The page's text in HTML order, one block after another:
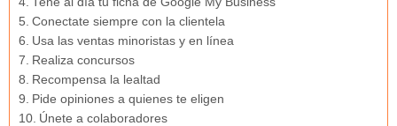
Conectate siempre con la clientela
Usa las ventas minoristas y en línea
Realiza concursos
Recompensa la lealtad
Pide opiniones a quienes te eligen
Únete a colaboradores